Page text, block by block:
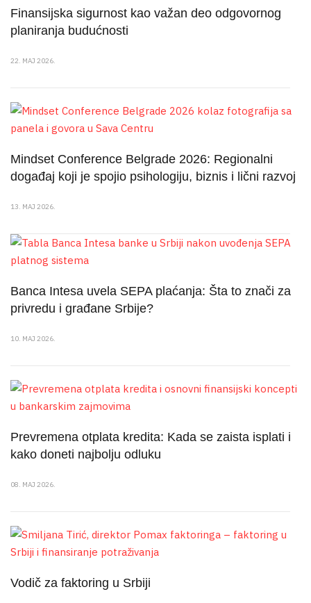
Finansijska sigurnost kao važan deo odgovornog
planiranja budućnosti
22. MAJ 2026.
Mindset Conference Belgrade 2026: Regionalni
događaj koji je spojio psihologiju, biznis i lični razvoj
13. MAJ 2026.
Banca Intesa uvela SEPA plaćanja: Šta to znači za
privredu i građane Srbije?
10. MAJ 2026.
Prevremena otplata kredita: Kada se zaista isplati i
kako doneti najbolju odluku
08. MAJ 2026.
Vodič za faktoring u Srbiji